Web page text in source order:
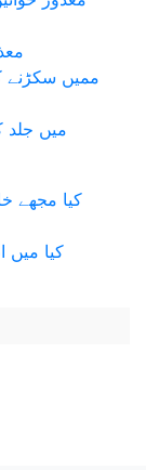
ممیں سکڑنے
میں جلد
کیا مجھے
کیا